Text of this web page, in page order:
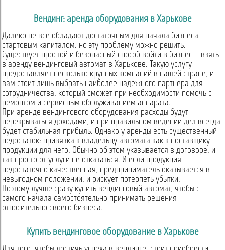
Вендинг: аренда оборудования в Харькове
Далеко не все обладают достаточным для начала бизнеса
стартовым капиталом, но эту проблему можно решить.
Существует простой и безопасный способ войти в бизнес – взять
в аренду вендинговый автомат в Харькове. Такую услугу
предоставляет несколько крупных компаний в нашей стране, и
вам стоит лишь выбрать наиболее надежного партнера для
сотрудничества, который сможет при необходимости помочь с
ремонтом и сервисным обслуживанием аппарата.
При аренде вендингового оборудования расходы будут
перекрываться доходами, и при правильном ведении дел всегда
будет стабильная прибыль. Однако у аренды есть существенный
недостаток: привязка к владельцу автомата как к поставщику
продукции для него. Обычно об этом указывается в договоре, и
так просто от услуги не отказаться. И если продукция
недостаточно качественная, предприниматель оказывается в
невыгодном положении, и рискует потерпеть убытки.
Поэтому лучше сразу купить вендинговый автомат, чтобы с
самого начала самостоятельно принимать решения
относительно своего бизнеса.
Купить вендинговое оборудование в Харькове